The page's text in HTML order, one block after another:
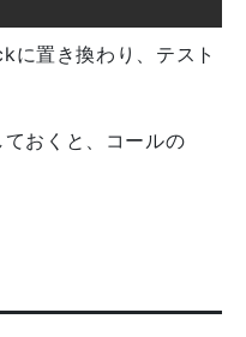
置き換わり、テスト
おくと、コールの